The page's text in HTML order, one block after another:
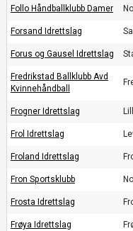
Follo Håndballklubb Damer
Forsand Idrettslag
Forus og Gausel Idrettslag
Fredrikstad Ballklubb Avd
Kvinnehåndball
Frogner Idrettslag
Frol Idrettslag
Froland Idrettslag
Fron Sportsklubb
Frosta Idrettslag
Frøya Idrettslag